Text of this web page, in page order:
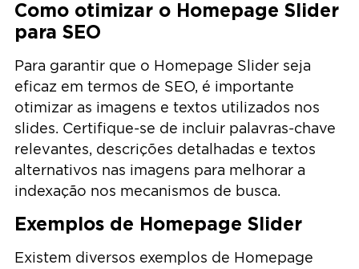
Como otimizar o Homepage Slider
para SEO
Para garantir que o Homepage Slider seja
eficaz em termos de SEO, é importante
otimizar as imagens e textos utilizados nos
slides. Certifique-se de incluir palavras-chave
relevantes, descrições detalhadas e textos
alternativos nas imagens para melhorar a
indexação nos mecanismos de busca.
Exemplos de Homepage Slider
Existem diversos exemplos de Homepage